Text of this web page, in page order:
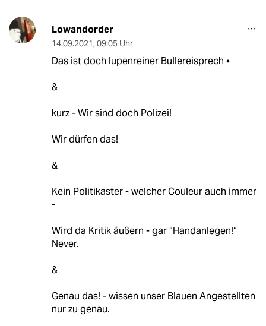
Lowandorder
14.09.2021, 09:05 Uhr
Das ist doch lupenreiner Bullereisprech •
&
kurz - Wir sind doch Polizei!
Wir dürfen das!
&
Kein Politikaster - welcher Couleur auch immer
-
Wird da Kritik äußern - gar “Handanlegen!“
Never.
&
Genau das! - wissen unser Blauen Angestellten
nur zu genau.